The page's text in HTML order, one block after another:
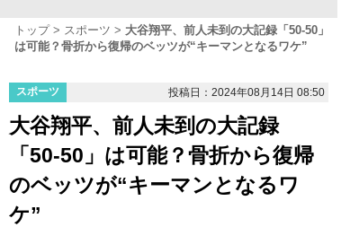
トップ スポーツ
大谷翔平、前人未到の大記録「50-50」
は可能？骨折から復帰のベッツが“キーマンとなるワケ”
スポーツ 投稿日：2024年08月14日 08:50
大谷翔平、前人未到の大記録
「50-50」は可能？骨折から復帰
のベッツが“キーマンとなるワ
ケ”